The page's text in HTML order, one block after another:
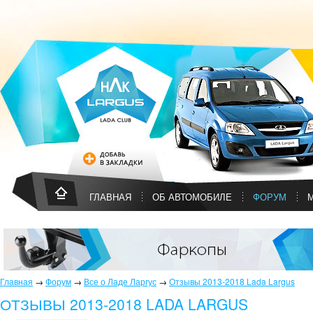
ГЛАВНАЯ ОБ АВТОМОБИЛЕ ФОРУМ
Главная → Форум → Все о Ладе Ларгус → Отзывы 2013-2018 Lada Largus
ОТЗЫВЫ 2013-2018 LADA LARGUS